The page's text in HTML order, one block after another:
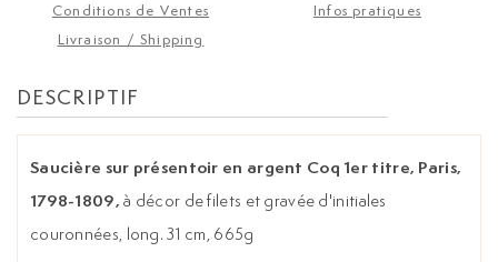
Conditions de Ventes
Infos pratiques
Livraison / Shipping
DESCRIPTIF
Saucière sur présentoir en argent Coq 1er titre, Paris,
1798-1809, à décor de filets et gravée d'initiales
couronnées, long. 31 cm, 665g